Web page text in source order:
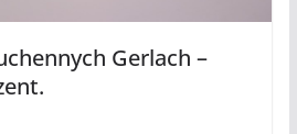
Gerlach –